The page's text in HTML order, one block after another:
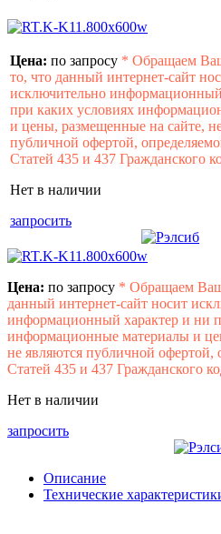
Цена: по запросу * Обращаем
то, что данный интернет-сайт
исключительно
при каких условиях
и цены, размещенные на сайте,
публичной офертой,
Статей 435 и 437 Гражданского
Нет в наличии
запросить
Цена: по запросу * Обращаем
данный интернет-сайт носит
информационный характер и ни
информационные материалы и
не являются публичной
Статей 435 и 437 Гражданского
Нет в наличии
запросить
Описание
Технические